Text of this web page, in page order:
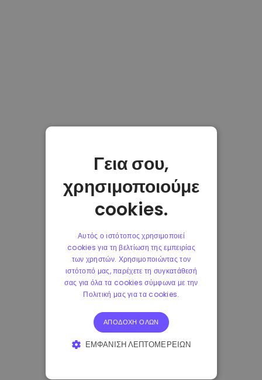
Γεια σου,
χρησιμοποιούμε
cookies.
Αυτός ο ιστότοπος χρησιμοποιεί
cookies για τη βελτίωση της εμπειρίας
των χρηστών. Χρησιμοποιώντας τον
ιστότοπό μας, παρέχετε τη συγκατάθεσή
σας για όλα τα cookies σύμφωνα με την
Πολιτική μας για τα cookies.
ΑΠΟΔΟΧΉ ΌΛΩΝ
ΕΜΦΆΝΙΣΗ ΛΕΠΤΟΜΕΡΕΙΏΝ